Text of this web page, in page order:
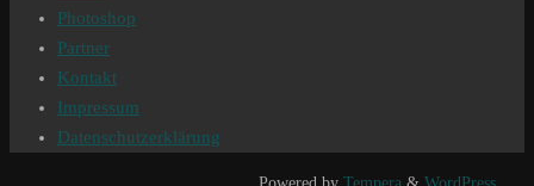
Photoshop
Partner
Kontakt
Impressum
Datenschutzerklärung